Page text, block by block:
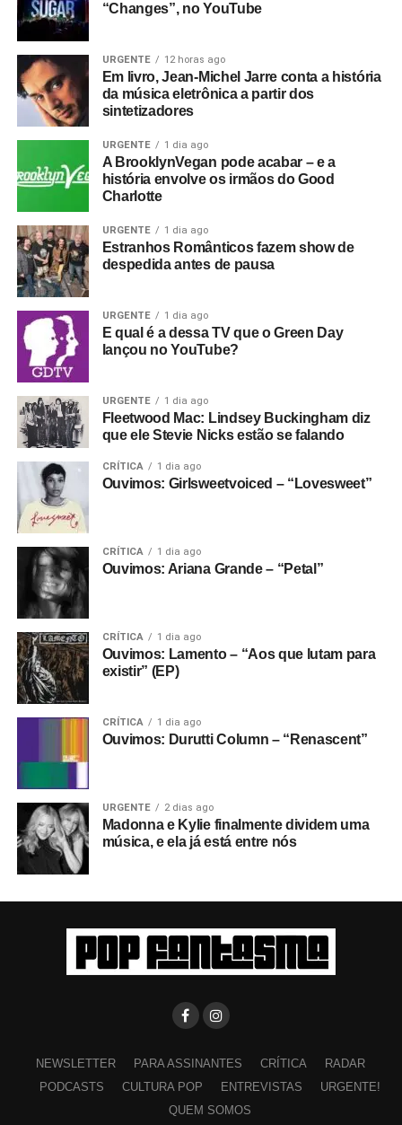
“Changes”, no YouTube
URGENTE 12 horas ago
Em livro, Jean-Michel Jarre conta a história
da música eletrônica a partir dos
sintetizadores
URGENTE 1 dia ago
A BrooklynVegan pode acabar – e a
história envolve os irmãos do Good
Charlotte
URGENTE 1 dia ago
Estranhos Românticos fazem show de
despedida antes de pausa
URGENTE 1 dia ago
E qual é a dessa TV que o Green Day
lançou no YouTube?
URGENTE 1 dia ago
Fleetwood Mac: Lindsey Buckingham diz
que ele Stevie Nicks estão se falando
CRÍTICA 1 dia ago
Ouvimos: Girlsweetvoiced – “Lovesweet”
CRÍTICA 1 dia ago
Ouvimos: Ariana Grande – “Petal”
CRÍTICA 1 dia ago
Ouvimos: Lamento – “Aos que lutam para
existir” (EP)
CRÍTICA 1 dia ago
Ouvimos: Durutti Column – “Renascent”
URGENTE 2 dias ago
Madonna e Kylie finalmente dividem uma
música, e ela já está entre nós
NEWSLETTER PARA ASSINANTES CRÍTICA
RADAR
PODCASTS
CULTURA POP ENTREVISTAS
URGENTE!
QUEM SOMOS